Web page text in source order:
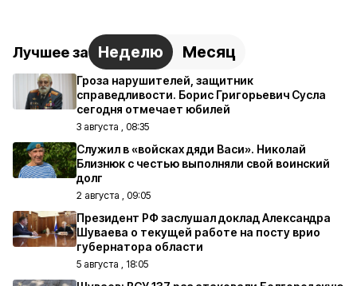
Лучшее за Неделю Месяц
Гроза нарушителей, защитник
справедливости. Борис Григорьевич Сусла
сегодня отмечает юбилей
3 августа , 08:35
Служил в «войсках дяди Васи». Николай
Близнюк с честью выполняли свой воинский
долг
2 августа , 09:05
Президент РФ заслушал доклад Александра
Шуваева о текущей работе на посту врио
губернатора области
5 августа , 18:05